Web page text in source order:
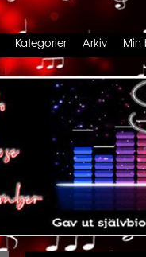
Kategorier Arkiv Min